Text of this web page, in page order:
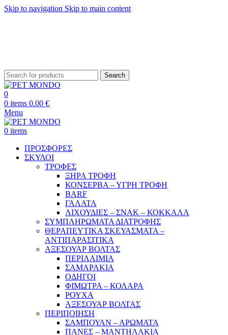
Skip to navigation Skip to main content
Search
0
0 items 0.00 €
Menu
0 items
ΠΡΟΣΦΟΡΕΣ
ΣΚΥΛΟΙ
ΤΡΟΦΕΣ
ΞΗΡΑ ΤΡΟΦΗ
ΚΟΝΣΕΡΒΑ – ΥΓΡΗ ΤΡΟΦΗ
BARF
ΓΑΛΑΤΑ
ΛΙΧΟΥΔΙΕΣ – ΣΝΑΚ – ΚΟΚΚΑΛΑ
ΣΥΜΠΛΗΡΩΜΑΤΑ ΔΙΑΤΡΟΦΗΣ
ΘΕΡΑΠΕΥΤΙΚΑ ΣΚΕΥΑΣΜΑΤΑ –
ΑΝΤΙΠΑΡΑΣΙΤΙΚΑ
ΑΞΕΣΟΥΑΡ ΒΟΛΤΑΣ
ΠΕΡΙΛΑΙΜΙΑ
ΣΑΜΑΡΑΚΙΑ
ΟΔΗΓΟΙ
ΦΙΜΩΤΡΑ – ΚΟΛΑΡΑ
ΡΟΥΧΑ
ΑΞΕΣΟΥΑΡ ΒΟΛΤΑΣ
ΠΕΡΙΠΟΙΗΣΗ
ΣΑΜΠΟΥΑΝ – ΑΡΩΜΑΤΑ
ΠΑΝΕΣ – ΜΑΝΤΗΛΑΚΙΑ